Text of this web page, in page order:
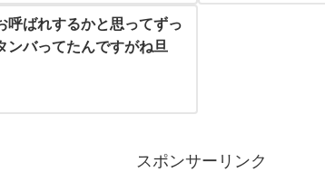
呼ばれするかと思ってずっ
ンバってたんですがね旦
スポンサーリンク